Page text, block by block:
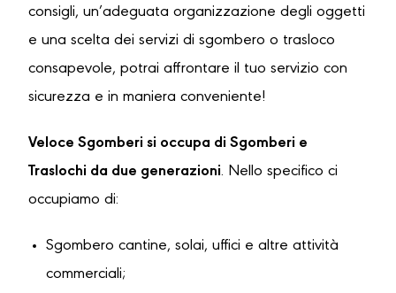
consigli, un’adeguata organizzazione degli oggetti
e una scelta dei servizi di sgombero o trasloco
consapevole, potrai affrontare il tuo servizio con
sicurezza e in maniera conveniente!
Veloce Sgomberi si occupa di Sgomberi e
Traslochi da due generazioni. Nello specifico ci
occupiamo di:
Sgombero cantine, solai, uffici e altre attività
commerciali;